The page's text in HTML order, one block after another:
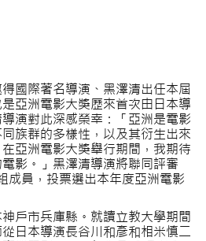
國際著名導演、黑澤清出任本屆
亞洲電影大獎歷來首次由日本導
演對此深感榮幸：「亞洲是電影
族群的多樣性，以及其衍生出來
亞洲電影大獎舉行期間，我期待
影。」黑澤清導演將聯同評審
成員，投票選出本年度亞洲電影
戶市兵庫縣。就讀立教大學期間
日本導演長谷川和彥和相米慎二